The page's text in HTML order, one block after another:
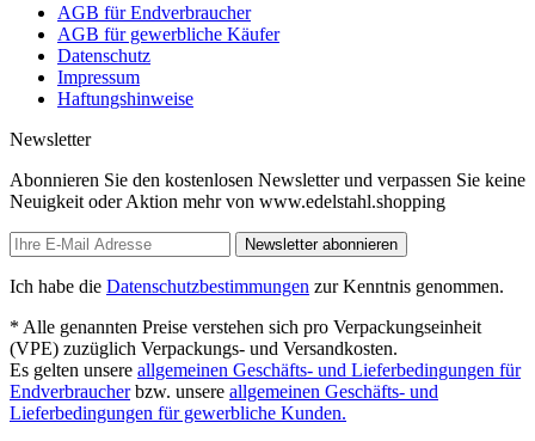
AGB für Endverbraucher
AGB für gewerbliche Käufer
Datenschutz
Impressum
Haftungshinweise
Newsletter
Abonnieren Sie den kostenlosen Newsletter und verpassen Sie keine
Neuigkeit oder Aktion mehr von www.edelstahl.shopping
Newsletter abonnieren
Ich habe die Datenschutzbestimmungen zur Kenntnis genommen.
* Alle genannten Preise verstehen sich pro Verpackungseinheit
(VPE) zuzüglich Verpackungs- und Versandkosten.
Es gelten unsere allgemeinen Geschäfts- und Lieferbedingungen für
Endverbraucherbzw. unsere allgemeinen Geschäfts- und
Lieferbedingungen für gewerbliche Kunden.